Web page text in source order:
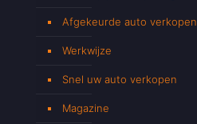
Afgekeurde auto verkopen
Werkwijze
Snel uw auto verkopen
Magazine